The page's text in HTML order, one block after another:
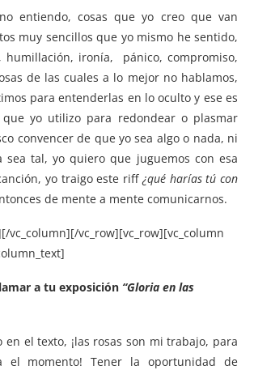
entiendo, cosas que yo creo que van
muy sencillos que yo mismo he sentido,
humillación, ironía, pánico, compromiso,
de las cuales a lo mejor no hablamos,
para entenderlas en lo oculto y ese es
yo utilizo para redondear o plasmar
convencer de que yo sea algo o nada, ni
tal, yo quiero que juguemos con esa
yo traigo este riff ¿qué harías tú con
de mente a mente comunicarnos.
vc_column][/vc_row][vc_row][vc_column
a tu exposición “Gloria en las
en el texto, ¡las rosas son mi trabajo, para
momento! Tener la oportunidad de